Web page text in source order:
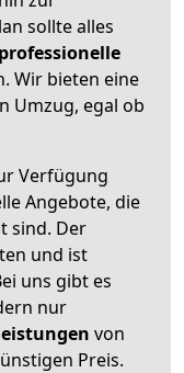
sollte alles
professionelle
Wir bieten eine
Umzug, egal ob
Verfügung
Angebote, die
sind. Der
und ist
uns gibt es
nur
von
Preis.